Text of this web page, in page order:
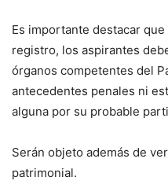
Es importante destacar
registro, los aspirantes
órganos competentes del
antecedentes penales ni
alguna por su probable
Serán objeto además de
patrimonial.